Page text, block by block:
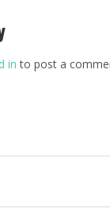
in to post a